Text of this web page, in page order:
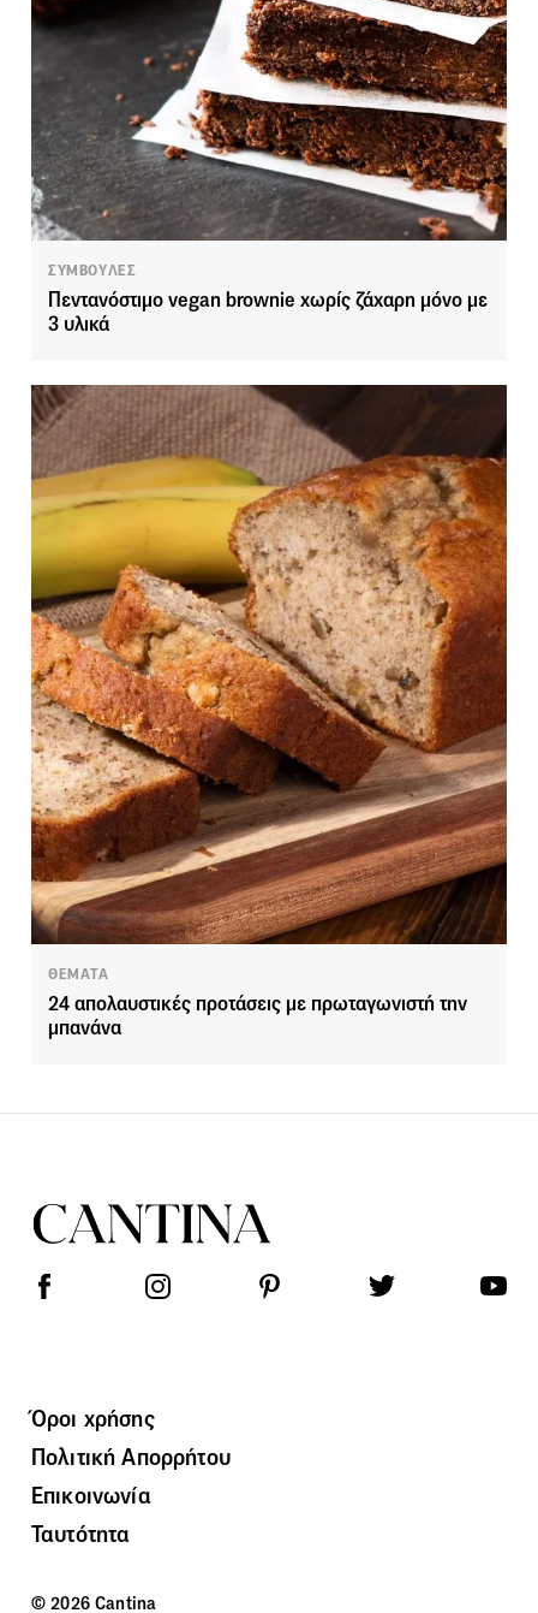
ΣΥΜΒΟΥΛΕΣ
Πεντανόστιμο vegan brownie χωρίς ζάχαρη μόνο με
3 υλικά
ΘΕΜΑΤΑ
24 απολαυστικές προτάσεις με πρωταγωνιστή την
μπανάνα
Όροι χρήσης
Πολιτική Απορρήτου
Επικοινωνία
Ταυτότητα
© 2026 Cantina